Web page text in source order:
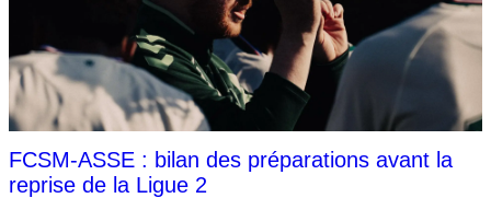
FCSM-ASSE : bilan des préparations avant la
reprise de la Ligue 2